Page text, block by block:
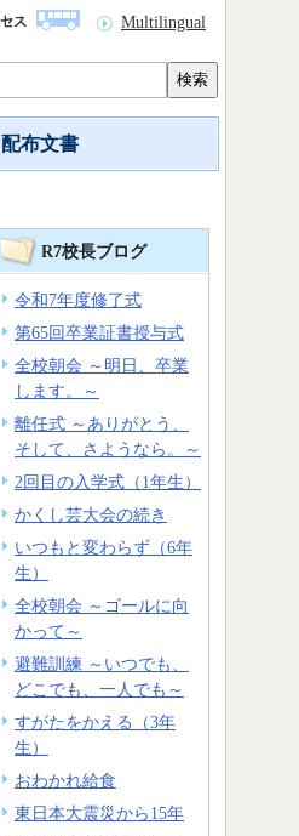
Multilingual
検索
配布文書
R7校長ブログ
令和7年度修了式
第65回卒業証書授与式
全校朝会 ～明日、卒業
します。～
離任式 ～ありがとう、
そして、さようなら。～
2回目の入学式（1年生）
かくし芸大会の続き
いつもと変わらず（6年
生）
全校朝会 ～ゴールに向
かって～
避難訓練 ～いつでも、
どこでも、一人でも～
すがたをかえる（3年
生）
おわかれ給食
東日本大震災から15年